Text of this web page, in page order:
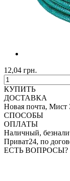
12,04 грн.
КУПИТЬ
ДОСТАВКА
Новая почта,
СПОСОБЫ
ОПЛАТЫ
Наличный,
Приват24, по
ЕСТЬ ВОПРОСЫ?